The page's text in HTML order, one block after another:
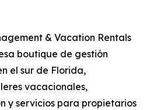
& Vacation Rentals
boutique de gestión
el sur de Florida,
vacacionales,
y servicios para propietarios